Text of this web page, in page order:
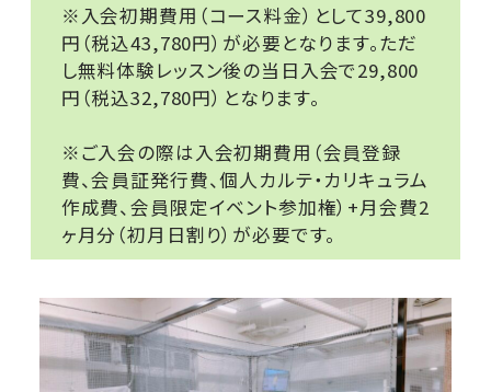
※入会初期費用（コース料金）として39,800
円（税込43,780円）が必要となります。ただ
し無料体験レッスン後の当日入会で29,800
円（税込32,780円）となります。
※ご入会の際は入会初期費用（会員登録
費、会員証発行費、個人カルテ・カリキュラム
作成費、会員限定イベント参加権）+月会費2
ヶ月分（初月日割り）が必要です。